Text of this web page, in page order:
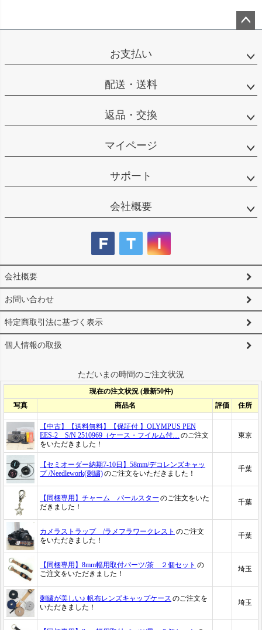
ップ
お支払い
配送・送料
返品・交換
マイページ
サポート
会社概要
会社概要
お問い合わせ
特定商取引法に基づく表示
個人情報の取扱
ただいまの時間のご注文状況